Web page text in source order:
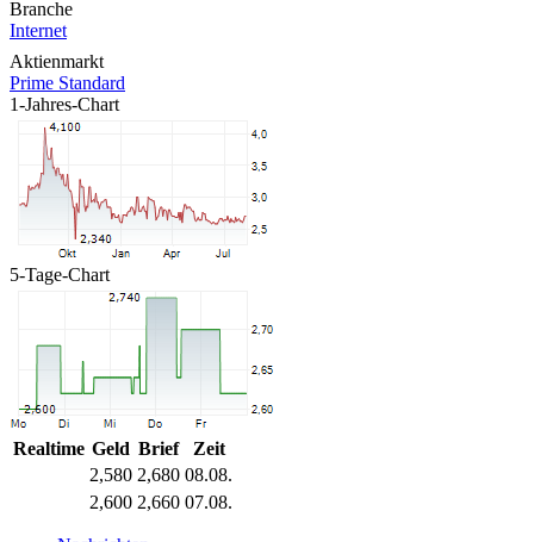
Branche
Internet
Aktienmarkt
Prime Standard
1-Jahres-Chart
5-Tage-Chart
Realtime Geld Brief
Zeit
2,580 2,680 08.08.
2,600 2,660 07.08.